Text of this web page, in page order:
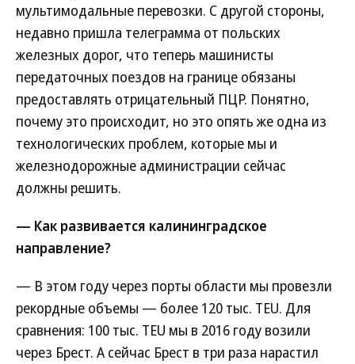
мультимодальные перевозки. С другой стороны,
недавно пришла телеграмма от польских
железных дорог, что теперь машинисты
передаточных поездов на границе обязаны
предоставлять отрицательный ПЦР. Понятно,
почему это происходит, но это опять же одна из
технологических проблем, которые мы и
железнодорожные администрации сейчас
должны решить.
— Как развивается калининградское
направление?
— В этом году через порты области мы провезли
рекордные объемы — более 120 тыс. TEU. Для
сравнения: 100 тыс. TEU мы в 2016 году возили
через Брест. А сейчас Брест в три раза нарастил